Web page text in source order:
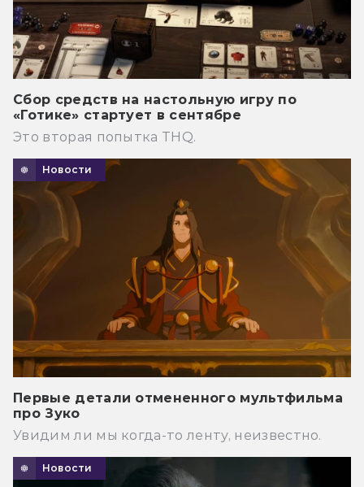
Сбор средств на настольную игру по
«Готике» стартует в сентябре
Это вторая попытка THQ.
Новости
Первые детали отмененного мультфильма
про Зуко
Увидим ли мы когда-то ленту, неизвестно.
Новости